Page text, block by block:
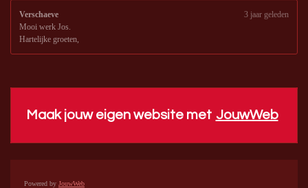
Verschaeve
3 jaar geleden
Mooi werk Jos.
Hartelijke groeten,
Maak jouw eigen website met JouwWeb
Powered by JouwWeb